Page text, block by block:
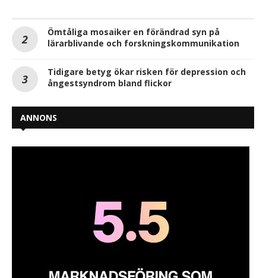
Ömtåliga mosaiker en förändrad syn på
lärarblivande och forskningskommunikation
Tidigare betyg ökar risken för depression och
ångestsyndrom bland flickor
ANNONS